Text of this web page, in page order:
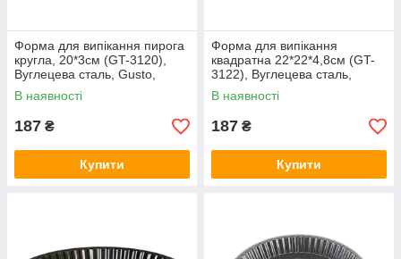
Форма для випікання пирога
кругла, 20*3см (GT-3120),
Вуглецева сталь, Gusto,
Арт.50332
В наявності
187 ₴
Купити
Форма для випікання
квадратна 22*22*4,8см (GT-
3122), Вуглецева сталь,
Gusto, Арт.45123
В наявності
187 ₴
Купити